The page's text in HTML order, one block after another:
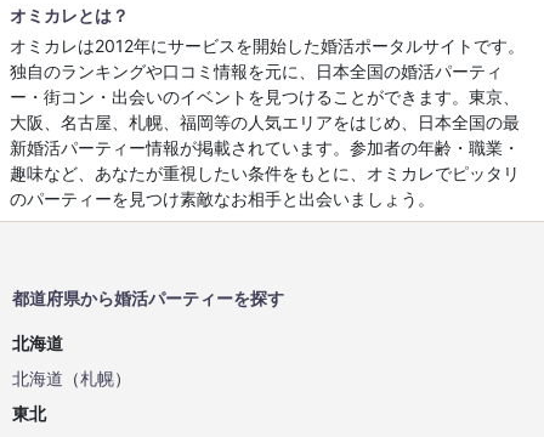
オミカレとは？
オミカレは2012年にサービスを開始した婚活ポータルサイトです。
独自のランキングや口コミ情報を元に、日本全国の婚活パーティ
ー・街コン・出会いのイベントを見つけることができます。東京、
大阪、名古屋、札幌、福岡等の人気エリアをはじめ、日本全国の最
新婚活パーティー情報が掲載されています。参加者の年齢・職業・
趣味など、あなたが重視したい条件をもとに、オミカレでピッタリ
のパーティーを見つけ素敵なお相手と出会いましょう。
都道府県から婚活パーティーを探す
北海道
北海道 （札幌）
東北